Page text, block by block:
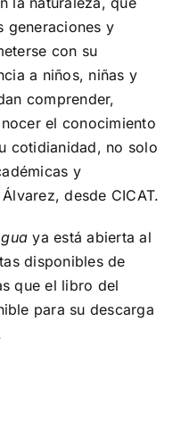
generaciones y
con su
a niños, niñas y
comprender,
el conocimiento
cotidianidad, no solo
y
desde CICAT.
ya está abierta al
disponibles de
que el libro del
para su descarga